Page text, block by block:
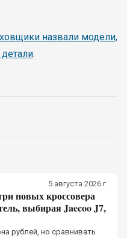
назвали модели,
.
5 августа 2026 г.
новых кроссовера
выбирая Jaecoo J7,
рублей, но сравнивать